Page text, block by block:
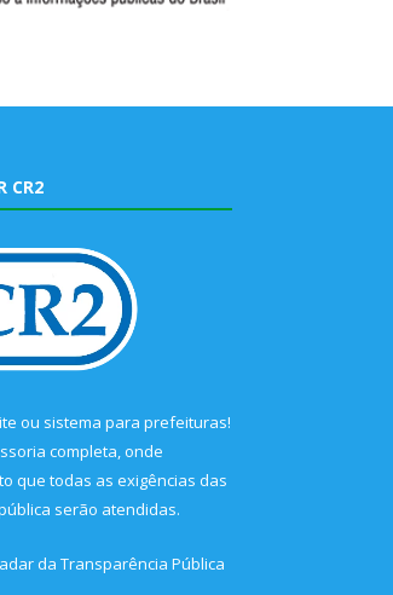
CR2
ou sistema para prefeituras!
completa, onde
que todas as exigências das
serão atendidas.
da Transparência Pública